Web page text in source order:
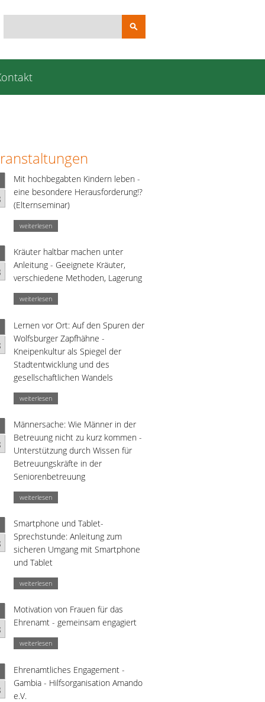
Suchbegriffe
Mit hochbegabten Kindern leben -
eine besondere Herausforderung!?
(Elternseminar)
weiterlesen
Kräuter haltbar machen unter
Anleitung - Geeignete Kräuter,
verschiedene Methoden, Lagerung
weiterlesen
Lernen vor Ort: Auf den Spuren der
Wolfsburger Zapfhähne -
Kneipenkultur als Spiegel der
Stadtentwicklung und des
gesellschaftlichen Wandels
weiterlesen
Männersache: Wie Männer in der
Betreuung nicht zu kurz kommen -
Unterstützung durch Wissen für
Betreuungskräfte in der
Seniorenbetreuung
weiterlesen
Smartphone und Tablet-
Sprechstunde: Anleitung zum
sicheren Umgang mit Smartphone
und Tablet
weiterlesen
Motivation von Frauen für das
Ehrenamt - gemeinsam engagiert
weiterlesen
Ehrenamtliches Engagement -
Gambia - Hilfsorganisation Amando
e.V.